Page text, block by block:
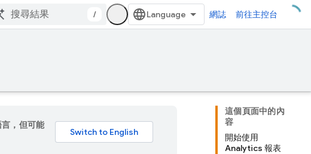
/ 網誌 前往主控台
這個頁面中的內
容
開始使用
Analytics 報表
，但可能